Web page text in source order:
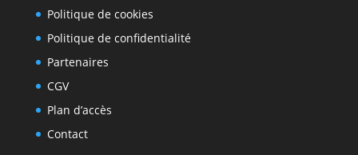
Politique de cookies
Politique de confidentialité
Partenaires
CGV
Plan d’accès
Contact